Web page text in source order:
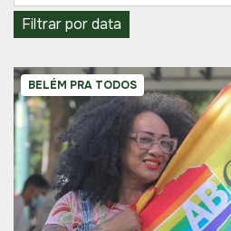
Filtrar por data
BELÉM PRA TODOS